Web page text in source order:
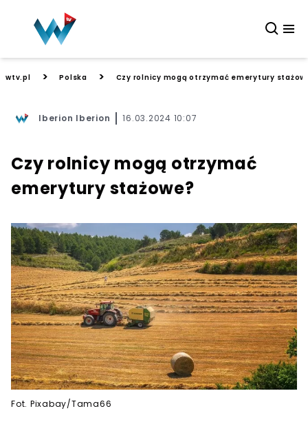
wtv.pl > Polska > Czy rolnicy mogą otrzymać emerytury
Iberion Iberion 16.03.2024 10:07
Czy rolnicy mogą otrzymać
emerytury stażowe?
Fot. Pixabay/Tama66